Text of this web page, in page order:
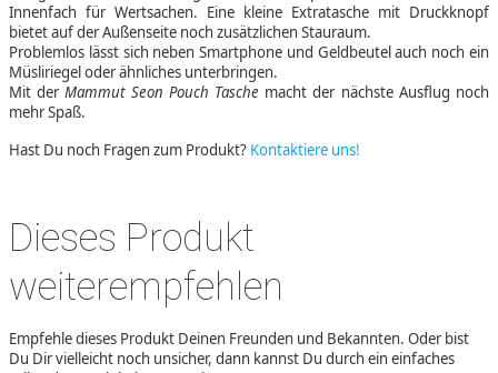
Innenfach für Wertsachen. Eine kleine Extratasche mit Druckknopf
bietet auf der Außenseite noch zusätzlichen Stauraum.
Problemlos lässt sich neben Smartphone und Geldbeutel auch noch ein
Müsliriegel oder ähnliches unterbringen.
Mit derMammut Seon Pouch Tasche macht der nächste Ausflug noch
mehr Spaß.
Hast Du noch Fragen zum Produkt? Kontaktiere uns!
Dieses Produkt
weiterempfehlen
Empfehle dieses Produkt Deinen Freunden und Bekannten. Oder bist
Du Dir vielleicht noch unsicher, dann kannst Du durch ein einfaches